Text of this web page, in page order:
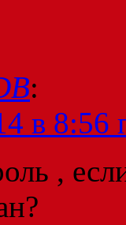
:
в 8:56
,